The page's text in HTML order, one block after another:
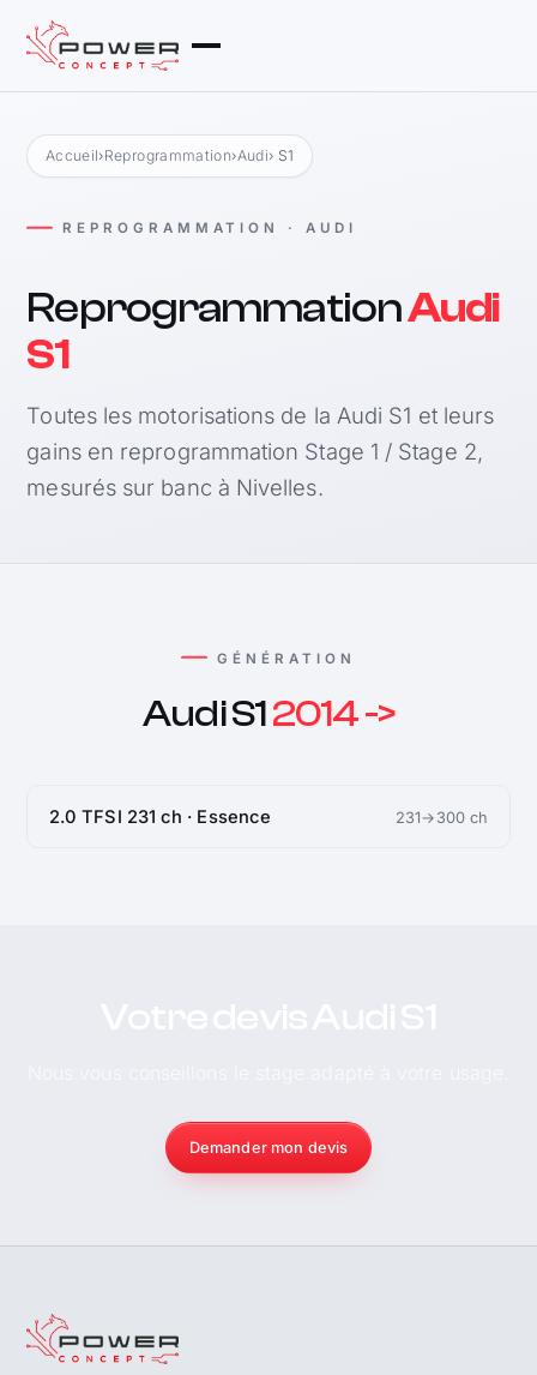
Accueil›Reprogrammation›Audi› S1
REPROGRAMMATION · AUDI
ReprogrammationAudi
S1
Toutes les motorisations de la Audi S1 et leurs
gains en reprogrammation Stage 1 / Stage 2,
mesurés sur banc à Nivelles.
GÉNÉRATION
Audi S12014 ->
2.0 TFSI 231 ch · Essence 231→300 ch
Demander mon devis